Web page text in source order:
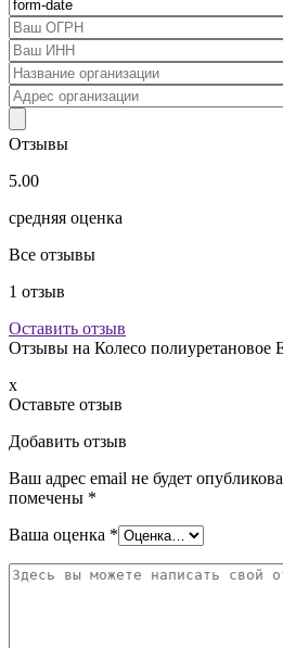
Отзывы
5.00
средняя оценка
Все отзывы
1 отзыв
Оставить отзыв
Отзывы на Колесо полиуретановое
x
Оставьте отзыв
Добавить отзыв
Ваш адрес email не будет
помечены *
Ваша оценка *